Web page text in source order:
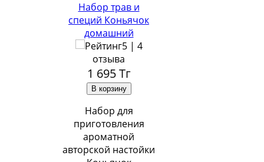
Набор трав и
специй Коньячок
домашний
5 | 4
отзыва
1 695Тг
Набор для
приготовления
ароматной
авторской настойки